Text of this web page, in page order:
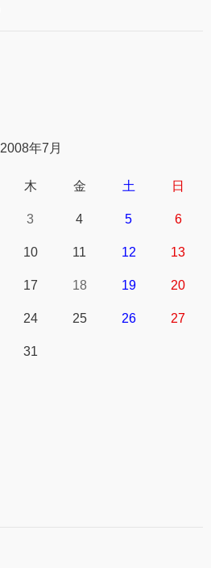
2008年7月
木 金 土 日
3 4 5 6
10 11 12 13
17 18 19 20
24 25 26 27
31